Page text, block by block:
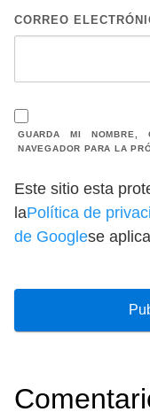
CORREO
GUARDA MI NOMBRE,
NAVEGADOR PARA LA
Este sitio esta
laPolítica de
de Googlese